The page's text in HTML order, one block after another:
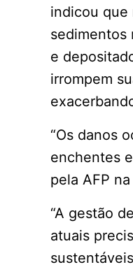
indicou que
sedimentos
e
irrompem
“Os danos
enchentes
pela AFP
“A gestão
atuais